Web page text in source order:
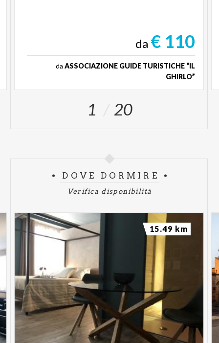
da € 110
da ASSOCIAZIONE GUIDE TURISTICHE “IL
GHIRLO”
1 20
DOVE DORMIRE
Verifica disponibilità
15.49 km